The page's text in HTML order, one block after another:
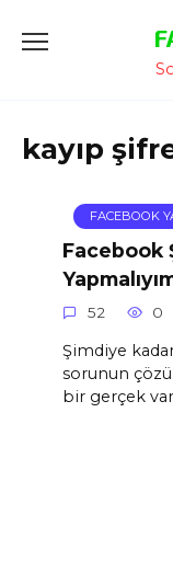
Atla
kayıp
FACEBOOK
Facebook
52 0
Şimdiye
sorunun
bir gerçek